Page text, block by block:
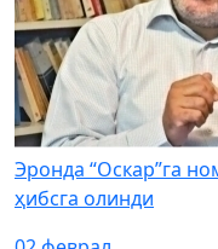
Эронда “Оскар”га
ҳибсга олинди